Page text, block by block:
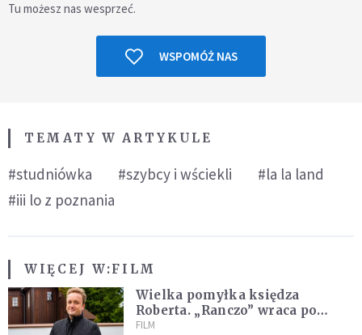
Tu możesz nas wesprzeć.
WSPOMÓŻ NAS
TEMATY W ARTYKULE
#studniówka #szybcy i wściekli
#la la land
#iii lo z poznania
WIĘCEJ W:FILM
Wielka pomyłka księdza
Roberta. „Ranczo” wraca po
latach
FILM